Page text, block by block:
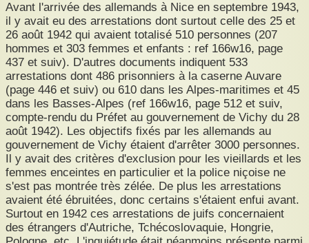
Autres références et CONTACT
Avant l'arrivée des allemands à Nice en septembre 1943,
il y avait eu des arrestations dont surtout celle des 25 et
26 août 1942 qui avaient totalisé 510 personnes (207
hommes et 303 femmes et enfants : ref 166w16, page
437 et suiv). D'autres documents indiquent 533
arrestations dont 486 prisonniers à la caserne Auvare
(page 446 et suiv) ou 610 dans les Alpes-maritimes et 45
dans les Basses-Alpes (ref 166w16, page 512 et suiv,
compte-rendu du Préfet au gouvernement de Vichy du 28
août 1942). Les objectifs fixés par les allemands au
gouvernement de Vichy étaient d'arrêter 3000 personnes.
Il y avait des critères d'exclusion pour les vieillards et les
femmes enceintes en particulier et la police niçoise ne
s'est pas montrée très zélée. De plus les arrestations
avaient été ébruitées, donc certains s'étaient enfui avant.
Surtout en 1942 ces arrestations de juifs concernaient
des étrangers d'Autriche, Tchécoslovaquie, Hongrie,